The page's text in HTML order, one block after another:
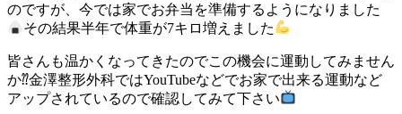
のですが、今では家でお弁当を準備するようになりました
その結果半年で体重が7キロ増えました
皆さんも温かくなってきたのでこの機会に運動してみません
か⁇金澤整形外科ではYouTubeなどでお家で出来る運動など
アップされているので確認してみて下さい